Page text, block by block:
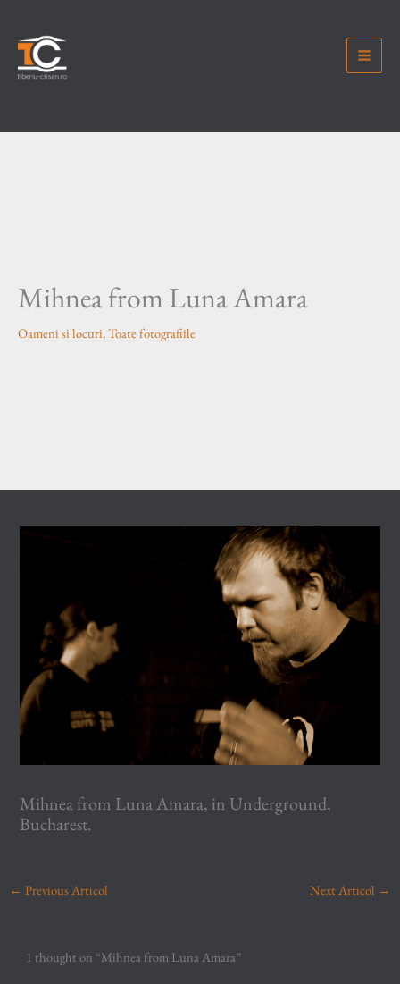
content
Mihnea from Luna Amara
Oameni si locuri,Toate fotografiile
Mihnea from Luna Amara, in Underground,
Bucharest.
← Previous Articol Next Articol →
1 thought on “Mihnea from Luna Amara”